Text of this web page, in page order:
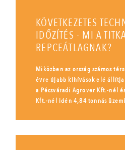
KÖVETKEZETES
IDŐZÍTÉS - MI A
REPCEÁTLAGNAK?
Miközben az ország számos
évre újabb kihívások elé
a Pécsváradi Agrover Kft.-nél
Kft.-nél idén 4,84 tonnás